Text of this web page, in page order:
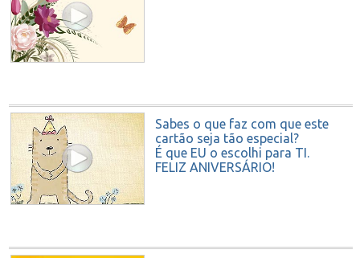
Sabes o que faz com que este
cartão seja tão especial?
É que EU o escolhi para TI.
FELIZ ANIVERSÁRIO!